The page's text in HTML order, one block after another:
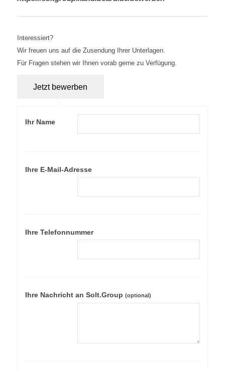
Interessiert?
Wir freuen uns auf die Zusendung Ihrer Unterlagen.
Für Fragen stehen wir Ihnen vorab gerne zu Verfügung.
Ihr Name
Ihre E-Mail-Adresse
Ihre Telefonnummer
Ihre Nachricht an Solt.Group (optional)